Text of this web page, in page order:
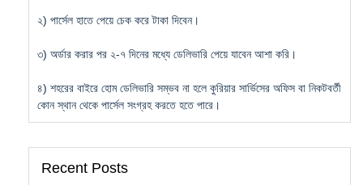
২) পার্সেল হাতে পেয়ে চেক করে টাকা দিবেন।
৩) অর্ডার করার পর ২-৭ দিনের মধ্যে ডেলিভারি পেয়ে যাবেন আশা করি।
৪) শহরের বাইরে হোম ডেলিভারি সম্ভব না হলে কুরিয়ার সার্ভিসের অফিস বা নিকটবর্তী
কোন স্থান থেকে পার্সেল সংগ্রহ করতে হতে পারে।
Recent Posts